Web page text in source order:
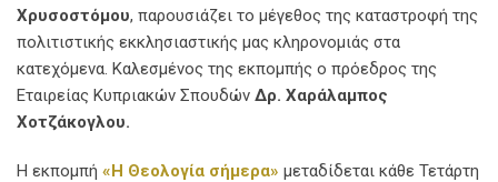
Χρυσοστόμου, παρουσιάζει το μέγεθος της καταστροφή της
πολιτιστικής εκκλησιαστικής μας κληρονομιάς στα
κατεχόμενα. Καλεσμένος της εκπομπής ο πρόεδρος της
Εταιρείας Κυπριακών Σπουδών Δρ. Χαράλαμπος
Χοτζάκογλου.
Η εκπομπή «Η Θεολογία σήμερα» μεταδίδεται κάθε Τετάρτη